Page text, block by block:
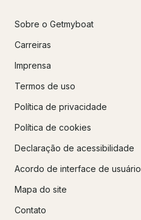
Sobre o Getmyboat
Carreiras
Imprensa
Termos de uso
Política de privacidade
Política de cookies
Declaração de acessibilidade
Acordo de interface de usuário
Mapa do site
Contato